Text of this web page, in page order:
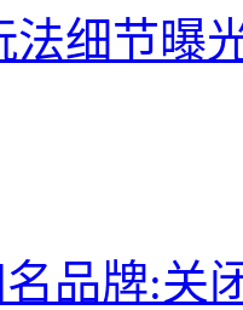
法细节
品牌:关